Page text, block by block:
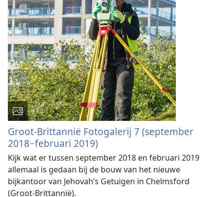
Groot-Brittannië Fotogalerij 7 (september
2018−februari 2019)
Kijk wat er tussen september 2018 en februari 2019
allemaal is gedaan bij de bouw van het nieuwe
bijkantoor van Jehovah’s Getuigen in Chelmsford
(Groot-Brittannië).